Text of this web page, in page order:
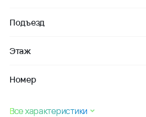
Подъезд
Этаж
Номер
Все характеристики